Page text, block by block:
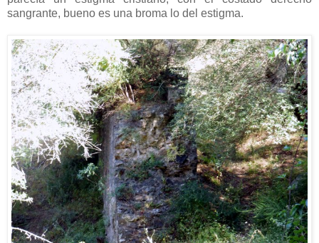
sangrante, bueno es una broma lo del estigma.